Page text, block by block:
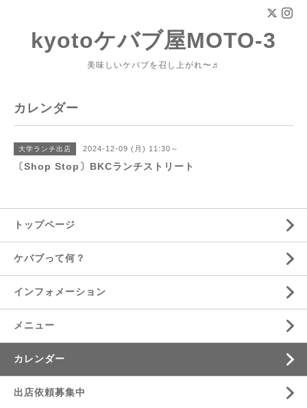
kyotoケバブ屋MOTO-3
美味しいケバブを召し上がれ〜♬
カレンダー
大学ランチ出店 2024-12-09 (月) 11:30～
〔Shop Stop〕BKCランチストリート
トップページ
ケバブって何？
インフォメーション
メニュー
カレンダー
出店依頼募集中